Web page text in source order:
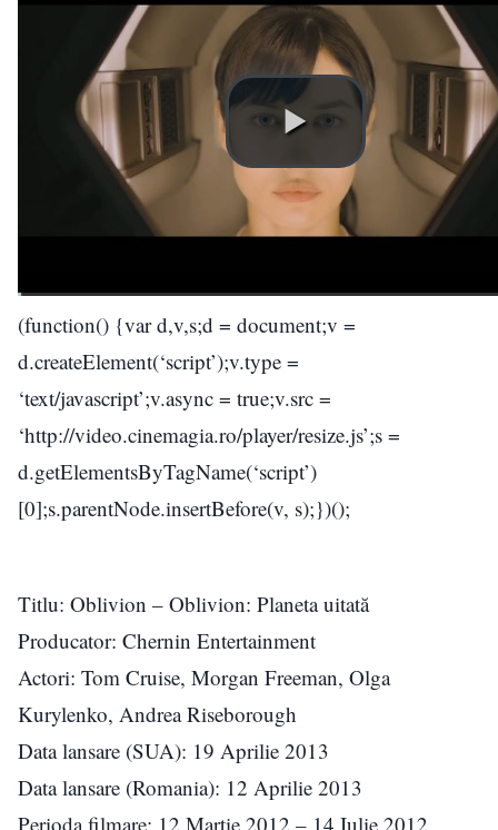
(function() {var d,v,s;d = document;v =
d.createElement(‘script’);v.type =
‘text/javascript’;v.async = true;v.src =
‘http://video.cinemagia.ro/player/resize.js’;s =
d.getElementsByTagName(‘script’)
[0];s.parentNode.insertBefore(v, s);})();
Titlu: Oblivion – Oblivion: Planeta uitată
Producator: Chernin Entertainment
Actori: Tom Cruise, Morgan Freeman, Olga
Kurylenko, Andrea Riseborough
Data lansare (SUA): 19 Aprilie 2013
Data lansare (Romania): 12 Aprilie 2013
Perioda filmare: 12 Martie 2012 – 14 Iulie 2012